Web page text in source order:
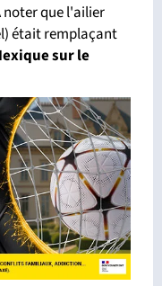
noter que l'ailier
était remplaçant
sur le